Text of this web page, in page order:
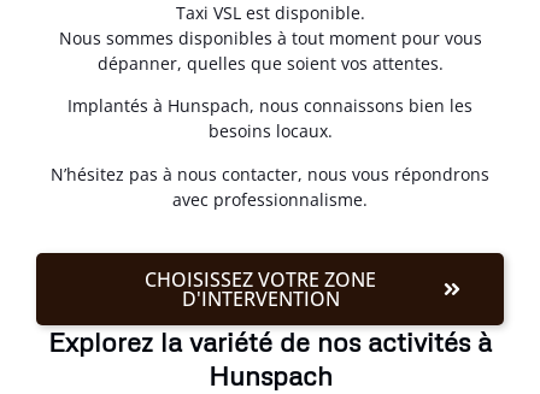
Taxi VSL est disponible.
Nous sommes disponibles à tout moment pour vous
dépanner, quelles que soient vos attentes.
Implantés à Hunspach, nous connaissons bien les
besoins locaux.
N’hésitez pas à nous contacter, nous vous répondrons
avec professionnalisme.
CHOISISSEZ VOTRE ZONE
D'INTERVENTION
Explorez la variété de nos activités à
Hunspach